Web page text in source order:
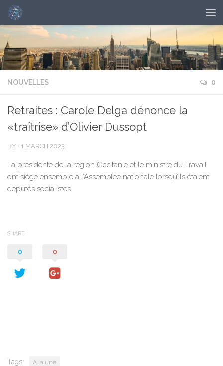
NOUVELLES 0
Retraites : Carole Delga dénonce la
«traîtrise» d’Olivier Dussopt
BY · 1 MARCH 2023
La présidente de la région Occitanie et le ministre du Travail
ont siégé ensemble à l’Assemblée nationale lorsqu’ils étaient
députés socialistes.
SHARE
0 0
Tags: A la une